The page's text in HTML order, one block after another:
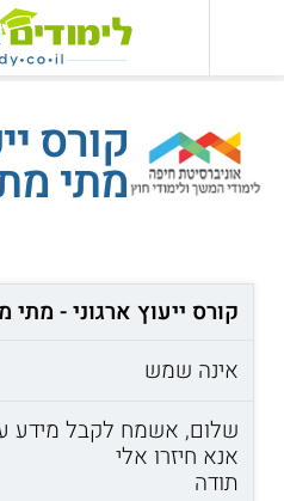
קורס
מתי
קורס ייעוץ ארגוני - מתי
אינה שמש
שלום, אשמח לקבל מידע על
אנא חיזרו אלי
תודה